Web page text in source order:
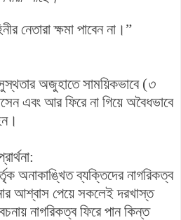
নেতারা ক্ষমা পাবেন না।”
অজুহাতে সাময়িকভাবে (৩
এবং আর ফিরে না গিয়ে অবৈধভাবে
অনাকাঙ্খিত ব্যক্তিদের নাগরিকত্ব
আশ্বাস পেয়ে সকলেই দরখাস্ত
নাগরিকত্ব ফিরে পান কিন্ত